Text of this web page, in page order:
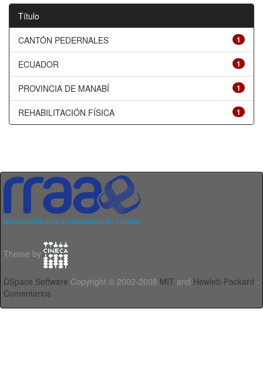
Título
1
CANTÓN PEDERNALES
1
ECUADOR
1
PROVINCIA DE MANABÍ
1
REHABILITACIÓN FÍSICA
Theme by
DSpace Software Copyright © 2002-2008 MIT and Hewlett-Packard -
Comentarios